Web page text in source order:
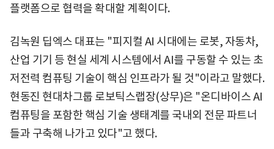
플랫폼으로 협력을 확대할 계획이다.
김녹원 딥엑스 대표는 "피지컬 AI 시대에는 로봇, 자동차,
산업 기기 등 현실 세계 시스템에서 AI를 구동할 수 있는 초
저전력 컴퓨팅 기술이 핵심 인프라가 될 것"이라고 말했다.
현동진 현대차그룹 로보틱스랩장(상무)은 "온디바이스 AI
컴퓨팅을 포함한 핵심 기술 생태계를 국내외 전문 파트너
들과 구축해 나가고 있다"고 했다.